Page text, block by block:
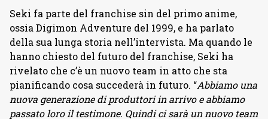
Seki fa parte del franchise sin del primo anime,
ossia Digimon Adventure del 1999, e ha parlato
della sua lunga storia nell’intervista. Ma quando le
hanno chiesto del futuro del franchise, Seki ha
rivelato che c’è un nuovo team in atto che sta
pianificando cosa succederà in futuro. “Abbiamo una
nuova generazione di produttori in arrivo e abbiamo
passato loro il testimone. Quindi ci sarà un nuovo team